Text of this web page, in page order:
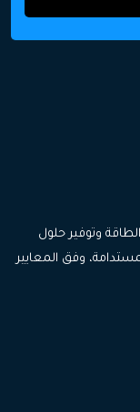
وتوفير حلول
وفق المعايير